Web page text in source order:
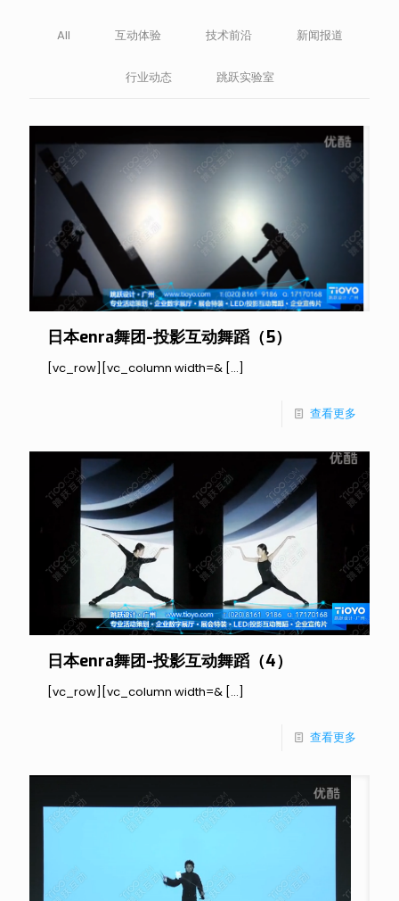
All 互动体验 技术前沿 新闻报道
行业动态 跳跃实验室
日本enra舞团-投影互动舞蹈（5）
[vc_row][vc_column width=& […]
查看更多
日本enra舞团-投影互动舞蹈（4）
[vc_row][vc_column width=& […]
查看更多